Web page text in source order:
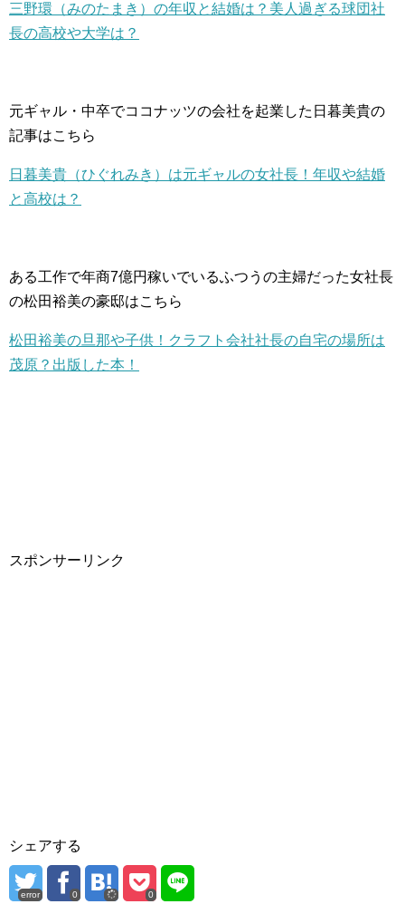
三野環（みのたまき）の年収と結婚は？美人過ぎる球団社
長の高校や大学は？
元ギャル・中卒でココナッツの会社を起業した日暮美貴の
記事はこちら
日暮美貴（ひぐれみき）は元ギャルの女社長！年収や結婚
と高校は？
ある工作で年商7億円稼いでいるふつうの主婦だった女社長
の松田裕美の豪邸はこちら
松田裕美の旦那や子供！クラフト会社社長の自宅の場所は
茂原？出版した本！
スポンサーリンク
シェアする
error 0 0